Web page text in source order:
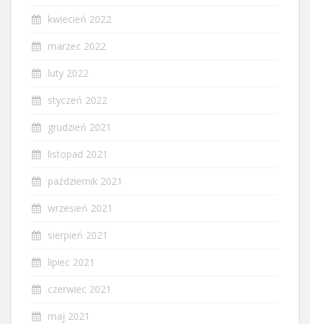
kwiecień 2022
marzec 2022
luty 2022
styczeń 2022
grudzień 2021
listopad 2021
październik 2021
wrzesień 2021
sierpień 2021
lipiec 2021
czerwiec 2021
maj 2021